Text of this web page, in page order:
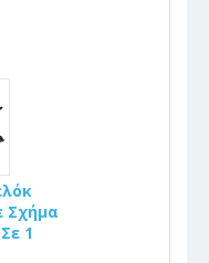
Σχήμα
1